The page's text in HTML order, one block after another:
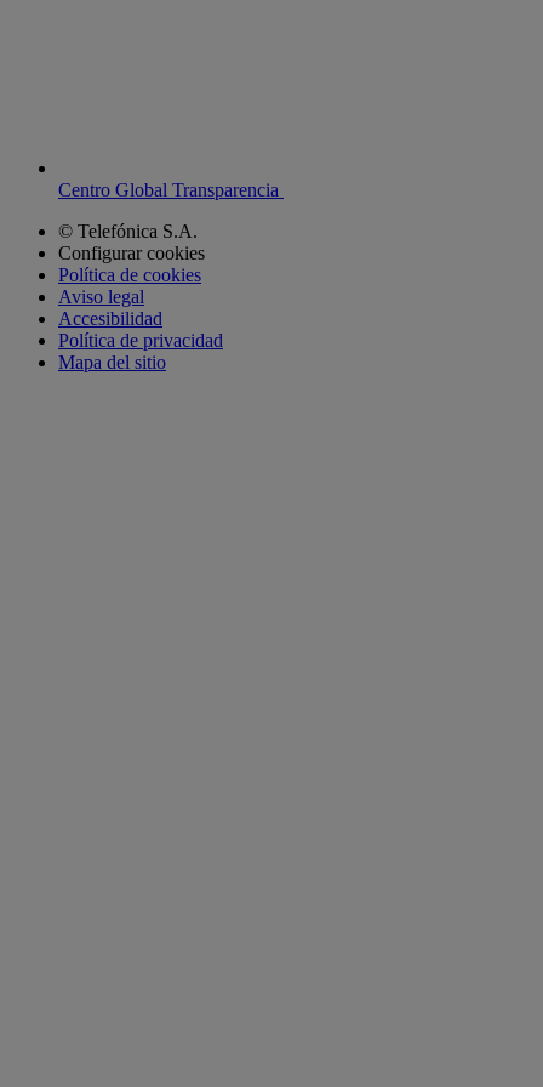
Centro Global Transparencia
© Telefónica S.A.
Configurar cookies
Política de cookies
Aviso legal
Accesibilidad
Política de privacidad
Mapa del sitio